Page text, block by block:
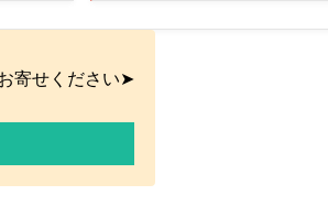
寄せください➤